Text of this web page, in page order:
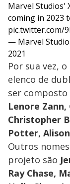
Marvel Studios'
coming in 2023
pic.twitter.com/
— Marvel
2021
Por sua vez,
elenco de
ser
Lenore
Christopher
Potter,
Outros
projeto são
Ray Chase,